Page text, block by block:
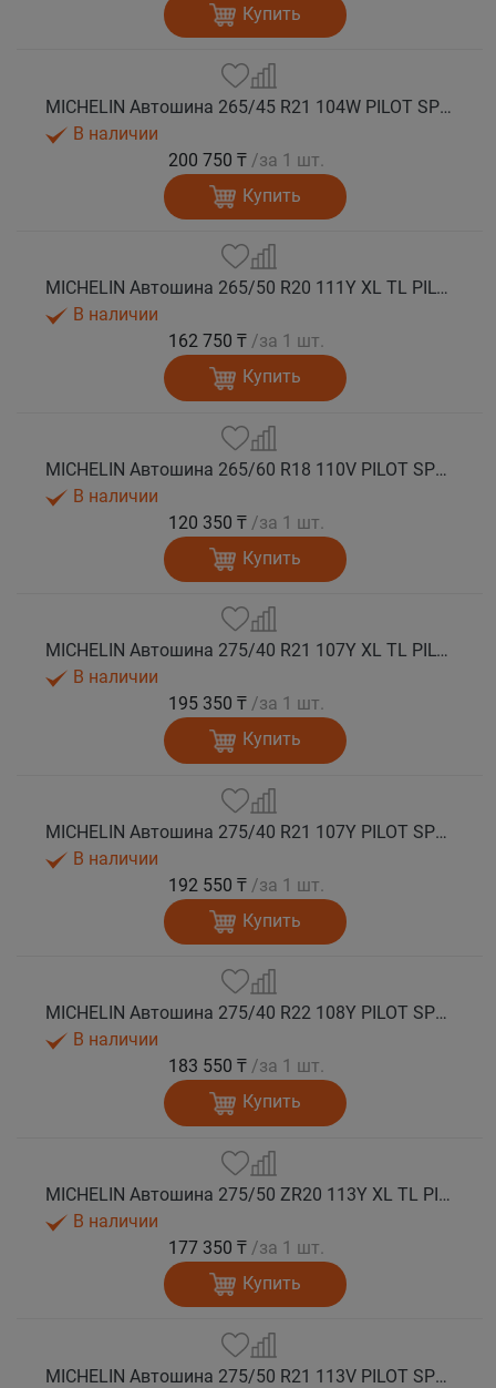
Купить
MICHELIN Автошина 265/45 R21 104W PILOT SPORT 4 SUV лето
В наличии
200 750 ₸ /за 1 шт.
Купить
MICHELIN Автошина 265/50 R20 111Y XL TL PILOT SPORT 4 SUV лето
В наличии
162 750 ₸ /за 1 шт.
Купить
MICHELIN Автошина 265/60 R18 110V PILOT SPORT 4 SUV лето
В наличии
120 350 ₸ /за 1 шт.
Купить
MICHELIN Автошина 275/40 R21 107Y XL TL PILOT SPORT 4 SUV ZP * FRV (run flat) лето
В наличии
195 350 ₸ /за 1 шт.
Купить
MICHELIN Автошина 275/40 R21 107Y PILOT SPORT 4 SUV лето
В наличии
192 550 ₸ /за 1 шт.
Купить
MICHELIN Автошина 275/40 R22 108Y PILOT SPORT 4 SUV лето
В наличии
183 550 ₸ /за 1 шт.
Купить
MICHELIN Автошина 275/50 ZR20 113Y XL TL PILOT SPORT 4 SUV MO1 лето
В наличии
177 350 ₸ /за 1 шт.
Купить
MICHELIN Автошина 275/50 R21 113V PILOT SPORT 4 SUV лето